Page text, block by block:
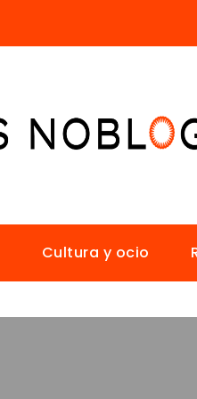
Cultura y ocio